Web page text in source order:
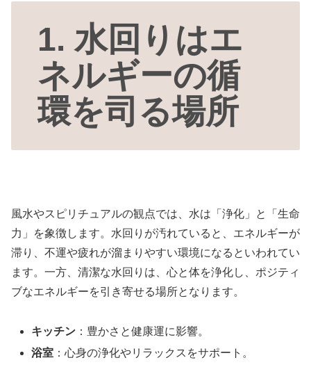
1. 水回りはエ
ネルギーの循
環を司る場所
風水やスピリチュアルの観点では、水は「浄化」と「生命
力」を象徴します。水回りが汚れていると、エネルギーが
滞り、不運や疲れが溜まりやすい環境になるといわれてい
ます。一方、清潔な水回りは、心と体を浄化し、ポジティ
ブなエネルギーを引き寄せる場所となります。
キッチン ：豊かさと健康運に影響。
浴室 ：心身の浄化やリラックスをサポート。